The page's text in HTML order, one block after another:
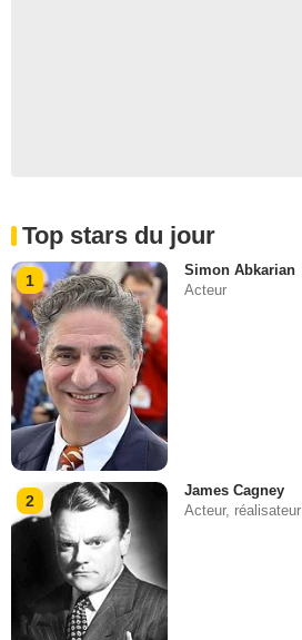
Top stars du jour
1
Simon Abkarian
Acteur
2
James Cagney
Acteur, réalisateur